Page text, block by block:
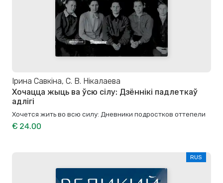
Ірина Савкіна, С. В. Нікалаева
Хочацца жыць ва ўсю сілу: Дзённікі падлеткаў
адлігі
Хочется жить во всю силу: Дневники подростков оттепели
€ 24.00
RUS